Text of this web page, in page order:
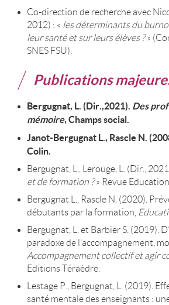
Co-direction de recherche avec
2012) : « les déterminants du
leur santé et sur leurs élèves ?»
SNES FSU).
Publications
Bergugnat, L. (Dir.,2021). Des
mémoire, Champs social.
Janot-Bergugnat L., Rascle N.
Colin.
Bergugnat, L., Lerouge, L. (Dir.,
et de formation ?» Revue Education
Bergugnat L., Rascle N. (2020).
débutants par la formation,
Bergugnat, L. et Barbier S. (2019).
paradoxe de l’accompagnement,
Accompagnement collectif et agir
Editions Téraèdre.
Lestage P., Bergugnat, L. (2019).
santé mentale des enseignants :